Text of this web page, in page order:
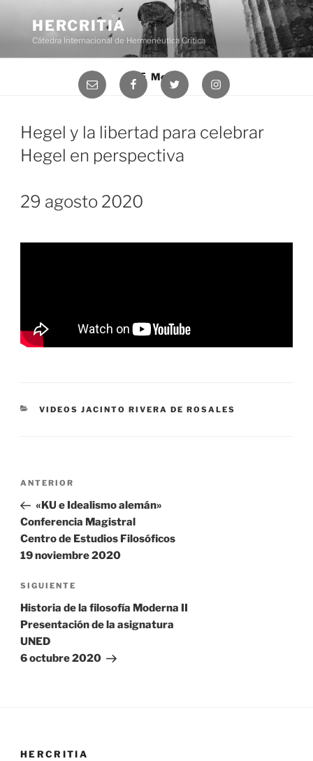
contenido
HERCRITIA
Cátedra Internacional de Hermenéutica Crítica
Menú
Hegel y la libertad para celebrar
Hegel en perspectiva
29 agosto 2020
CATEGORÍAS
VIDEOS JACINTO RIVERA DE ROSALES
Navegación
entradas
Entrada
anterior:
ANTERIOR
«KU e Idealismo alemán»
Conferencia Magistral
Centro de Estudios Filosóficos
19 noviembre 2020
Siguiente
entrada
SIGUIENTE
Historia de la filosofía Moderna II
Presentación de la asignatura
UNED
6 octubre 2020
HERCRITIA
Correo
electrónico
FacebookTwitter Instagram